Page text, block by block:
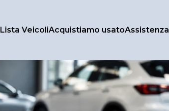
Lista VeicoliAcquistiamo usatoAssistenza